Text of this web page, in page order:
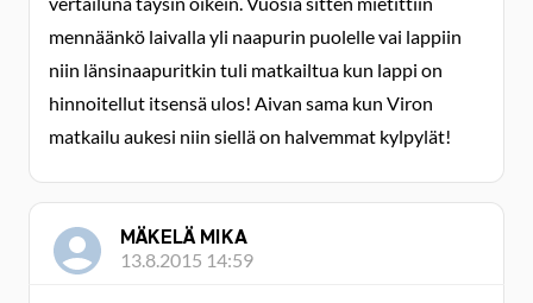
mennäänkö laivalla yli naapurin puolelle vai lappiin
niin länsinaapuritkin tuli matkailtua kun lappi on
hinnoitellut itsensä ulos! Aivan sama kun Viron
matkailu aukesi niin siellä on halvemmat kylpylät!
MÄKELÄ MIKA
13.8.2015 14:59